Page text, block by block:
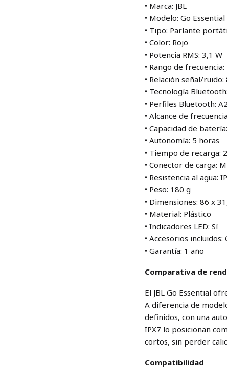
• Marca: JBL
• Modelo: Go Essential
• Tipo: Parlante
• Color: Rojo
• Potencia RMS: 3,1 W
• Rango de
• Relación señal/ruido:
• Tecnología
• Perfiles Bluetooth:
• Alcance de
• Capacidad de
• Autonomía: 5 horas
• Tiempo de recarga:
• Conector de carga:
• Resistencia al agua:
• Peso: 180 g
• Dimensiones: 86 x
• Material: Plástico
• Indicadores LED: Sí
• Accesorios
• Garantía: 1 año
Comparativa de
El JBL Go Essential
A diferencia de
definidos, con una
IPX7 lo posicionan
cortos, sin perder
Compatibilidad